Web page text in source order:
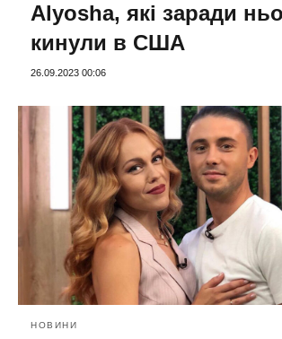
Alyosha, які заради
кинули в США
26.09.2023 00:06
НОВИНИ